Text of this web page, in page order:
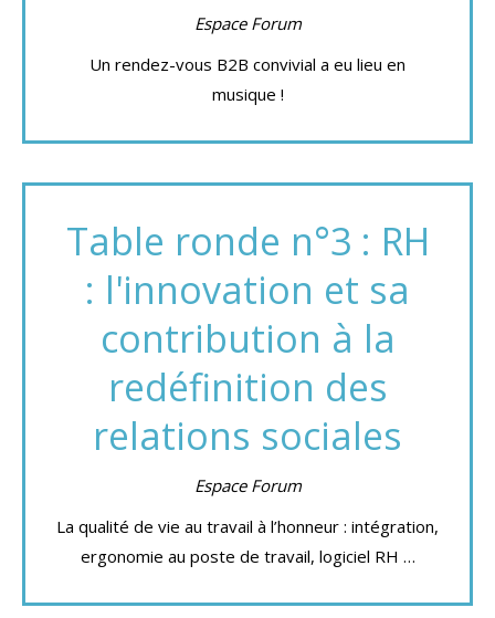
Espace Forum
Un rendez-vous B2B convivial a eu lieu en
musique !
Table ronde n°3 : RH
: l'innovation et sa
contribution à la
redéfinition des
relations sociales
Espace Forum
La qualité de vie au travail à l’honneur : intégration,
ergonomie au poste de travail, logiciel RH …